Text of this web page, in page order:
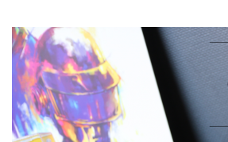
BANCS D'ESSAI
COUPS DE COEUR